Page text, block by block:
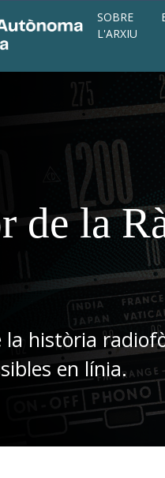
SOBRE
L'ARXIU
de la
història
en línia.